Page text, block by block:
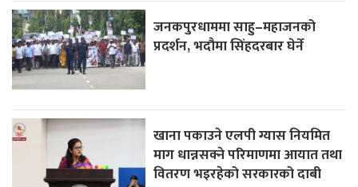
जनकपुरधाममा साहु–महाजनको
प्रदर्शन, भदौमा सिंहदरबार घेर्ने
खाना पकाउने एलपी ग्यास नियमित
माग धान्नसक्ने परिमाणमा आयात तथा
वितरण भइरहेको सरकारको दाबी